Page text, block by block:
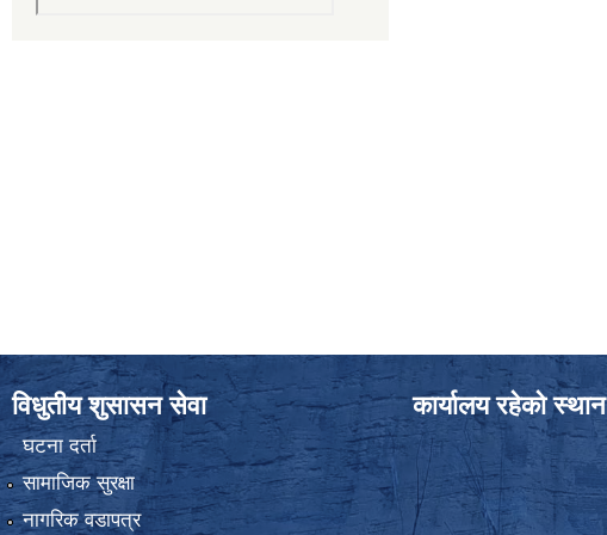
विधुतीय शुसासन सेवा
घटना दर्ता
सामाजिक सुरक्षा
नागरिक वडापत्र
कार्यालय रहेको स्थान